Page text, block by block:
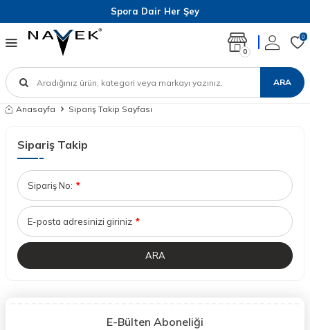
Spora Dair Her Şey
ARA
0
0
Anasayfa Sipariş Takip Sayfası
Sipariş Takip
Sipariş No: *
E-posta adresinizi giriniz *
ARA
E-Bülten Aboneliği